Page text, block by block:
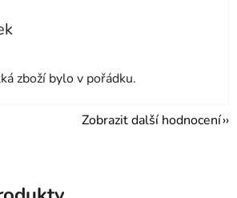
je 5 z 5 hvězdiček.
zboží bylo v pořádku.
Zobrazit další hodnocení